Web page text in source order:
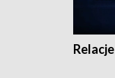
Relacje